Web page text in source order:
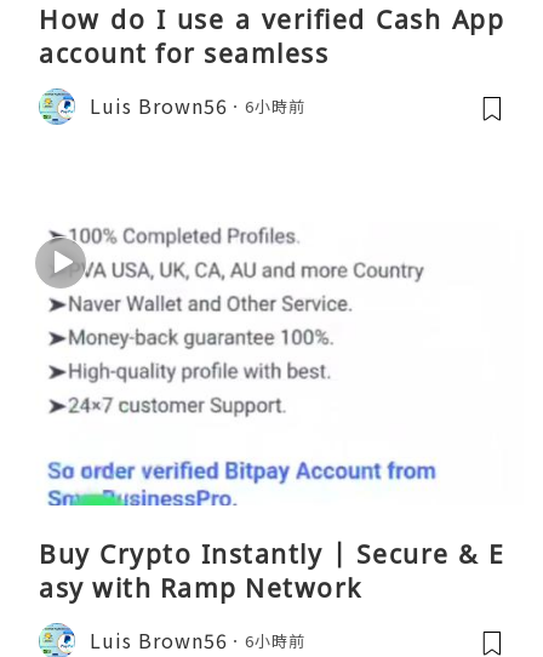
How do I use a verified Cash App
account for seamless
Luis Brown56 6小時前
Buy Crypto Instantly | Secure & E
asy with Ramp Network
Luis Brown56 6小時前